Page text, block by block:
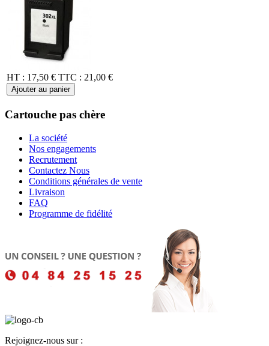
HT : 17,50 € TTC : 21,00 €
Ajouter au panier
Cartouche pas chère
La société
Nos engagements
Recrutement
Contactez Nous
Conditions générales de vente
Livraison
FAQ
Programme de fidélité
Rejoignez-nous sur :